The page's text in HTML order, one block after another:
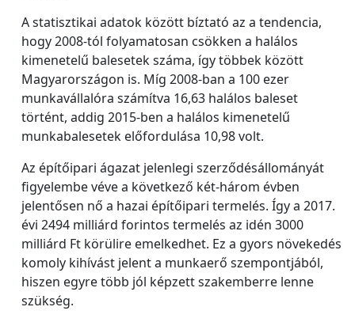
A statisztikai adatok között bíztató az a tendencia,
hogy 2008-tól folyamatosan csökken a halálos
kimenetelű balesetek száma, így többek között
Magyarországon is. Míg 2008-ban a 100 ezer
munkavállalóra számítva 16,63 halálos baleset
történt, addig 2015-ben a halálos kimenetelű
munkabalesetek előfordulása 10,98 volt.
Az építőipari ágazat jelenlegi szerződésállományát
figyelembe véve a következő két-három évben
jelentősen nő a hazai építőipari termelés. Így a 2017.
évi 2494 milliárd forintos termelés az idén 3000
milliárd Ft körülire emelkedhet. Ez a gyors növekedés
komoly kihívást jelent a munkaerő szempontjából,
hiszen egyre több jól képzett szakemberre lenne
szükség.